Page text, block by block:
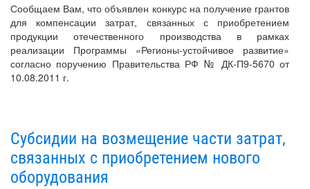
Сообщаем Вам, что объявлен конкурс на получение грантов
для компенсации затрат, связанных с приобретением
продукции отечественного производства в рамках
реализации Программы «Регионы-устойчивое развитие»
согласно поручению Правительства РФ № ДК-П9-5670 от
10.08.2011 г.
Субсидии на возмещение части затрат,
связанных с приобретением нового
оборудования